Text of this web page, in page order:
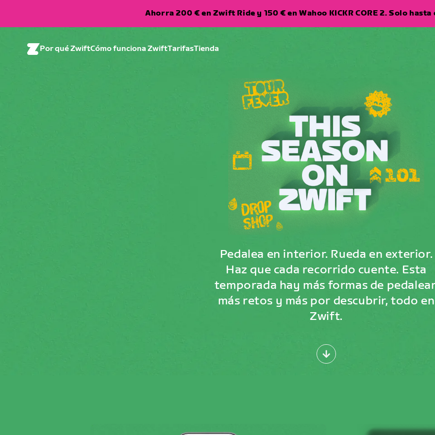
Ahorra 200 € en Zwift Ride y 150 € en Wahoo KICKR CORE 2. Solo hasta
Por qué ZwiftCómo funciona ZwiftTarifasTienda
Pedalea en interior. Rueda en exterior.
Haz que cada recorrido cuente. Esta
temporada hay más formas de
más retos y más por descubrir, todo en
Zwift.